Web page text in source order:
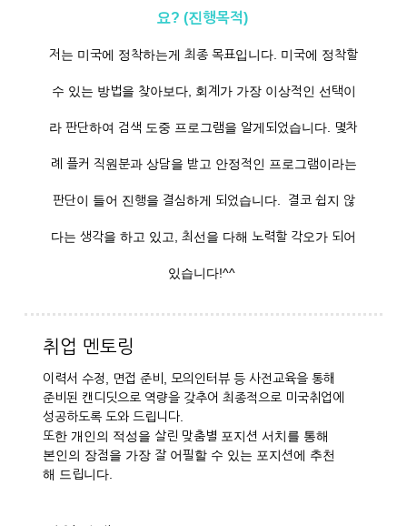
요? (진행목적)
저는 미국에 정착하는게 최종 목표입니다. 미국에 정착할
수 있는 방법을 찾아보다, 회계가 가장 이상적인 선택이
라 판단하여 검색 도중 프로그램을 알게되었습니다. 몇차
례 플커 직원분과 상담을 받고 안정적인 프로그램이라는
판단이 들어 진행을 결심하게 되었습니다. 결코 쉽지 않
다는 생각을 하고 있고, 최선을 다해 노력할 각오가 되어
있습니다!^^
취업 멘토링
이력서 수정, 면접 준비, 모의인터뷰 등 사전교육을 통해
준비된 캔디딧으로 역량을 갖추어 최종적으로 미국취업에
성공하도록 도와 드립니다.
또한 개인의 적성을 살린 맞춤별 포지션 서치를 통해
본인의 장점을 가장 잘 어필할 수 있는 포지션에 추천
해 드립니다.